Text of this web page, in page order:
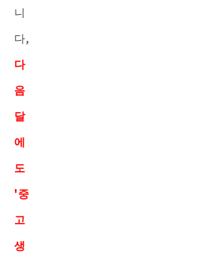
니
다,
다
음
달
에
도
'중
고
생